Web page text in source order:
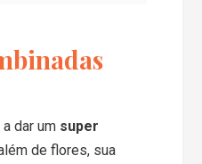
dar um super
de flores, sua